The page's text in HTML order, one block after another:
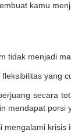
kamu
tidak menjadi
yang
secara
mendapat porsi
mengalami